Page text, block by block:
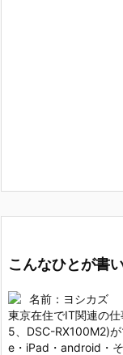
こんなひとが書
名前：ヨシカズ
東京在住でIT関連の
5、DSC-RX100M2)
e・iPad・android・